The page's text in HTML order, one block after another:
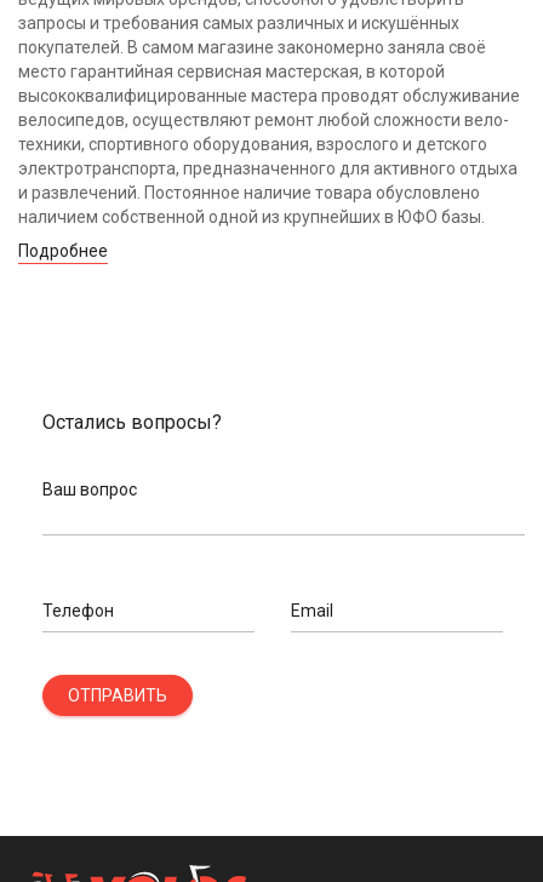
запросы и требования самых различных и искушённых
покупателей. В самом магазине закономерно заняла своё
место гарантийная сервисная мастерская, в которой
высококвалифицированные мастера проводят обслуживание
велосипедов, осуществляют ремонт любой сложности вело-
техники, спортивного оборудования, взрослого и детского
электротранспорта, предназначенного для активного отдыха
и развлечений. Постоянное наличие товара обусловлено
наличием собственной одной из крупнейших в ЮФО базы.
Подробнее
Остались вопросы?
Ваш вопрос
Телефон Email
ОТПРАВИТЬ